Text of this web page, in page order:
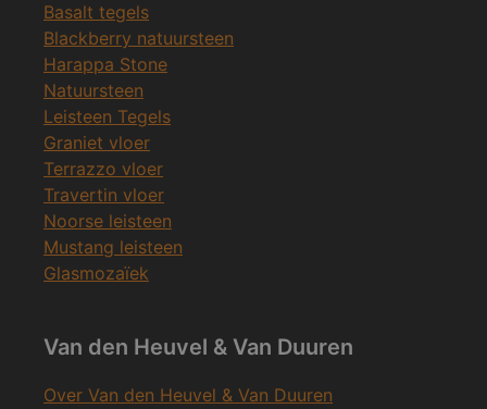
Basalt tegels
Blackberry natuursteen
Harappa Stone
Natuursteen
Leisteen Tegels
Graniet vloer
Terrazzo vloer
Travertin vloer
Noorse leisteen
Mustang leisteen
Glasmozaïek
Van den Heuvel & Van Duuren
Over Van den Heuvel & Van Duuren